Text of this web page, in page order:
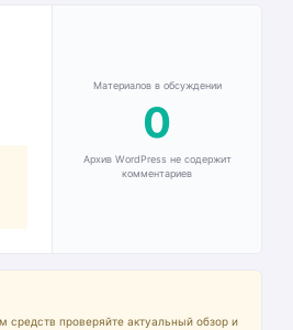
Материалов в обсуждении
0
Архив WordPress не содержит
комментариев
проверяйте актуальный обзор и